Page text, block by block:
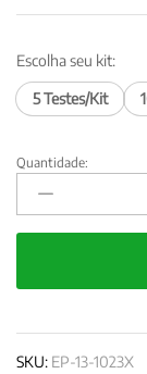
Escolha seu kit:
5 Testes/Kit
Sonda
FISH
Evolume™
IGH
Apart
Quantidade:
SKU: EP-13-1023X